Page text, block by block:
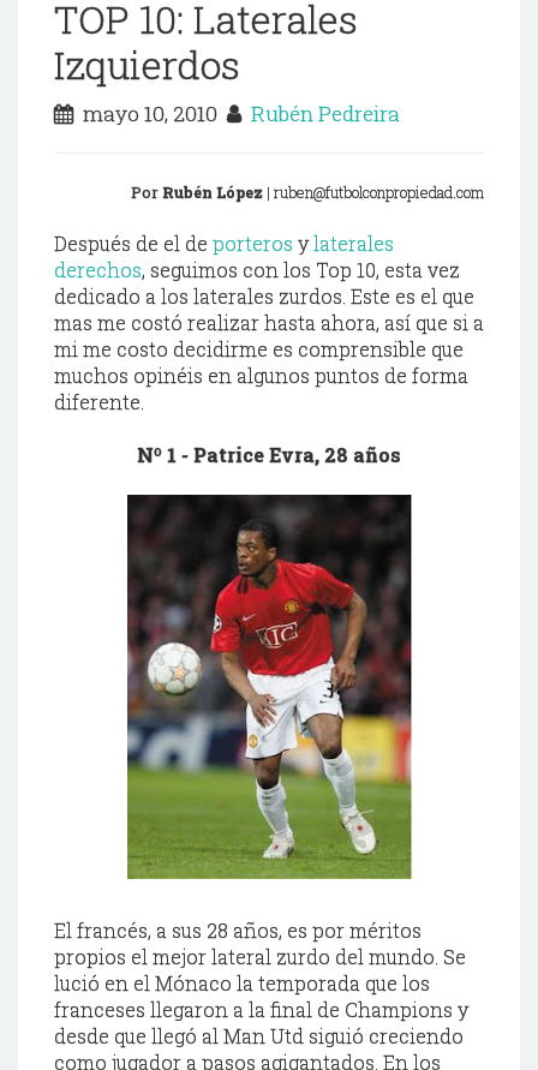
TOP 10: Laterales
Izquierdos
mayo 10, 2010 Rubén Pedreira
PorRubénLópez | ruben@futbolconpropiedad.com
Después de el de porteros ylaterales
derechos, seguimos con los Top 10, esta vez
dedicado a los laterales zurdos. Este es el que
mas me costó realizar hasta ahora, así que si a
mi me costo decidirme es comprensible que
muchos opinéis en algunos puntos de forma
diferente.
Nº 1 -PatriceEvra, 28 años
El francés, a sus 28 años, es por méritos
propios el mejor lateral zurdo del mundo. Se
lució en elMónaco la temporada que los
franceses llegaron a la final de Champions y
desde que llegó alMan Utd siguió creciendo
como jugador a pasos agigantados. En los